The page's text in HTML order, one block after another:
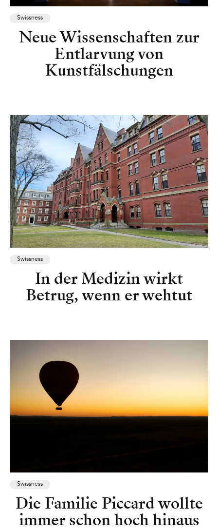
Swissness
Neue Wissenschaften zur
Entlarvung von
Kunstfälschungen
Swissness
In der Medizin wirkt
Betrug, wenn er wehtut
Swissness
Die Familie Piccard wollte
immer schon hoch hinaus